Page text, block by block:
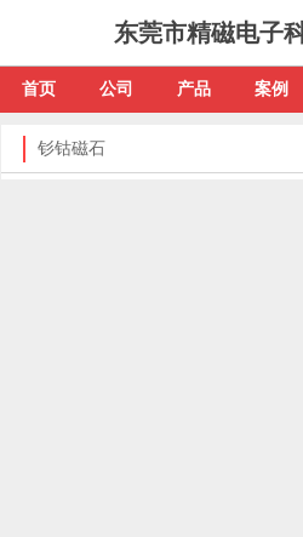
东莞市精磁电子
首页 公司 产品 案例
钐钴磁石